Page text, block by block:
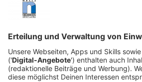
Veröffentlicht:
Anzeige
Doch Zak glaubt an seinen Traum